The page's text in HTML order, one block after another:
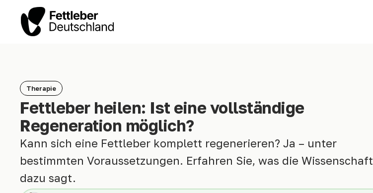
Therapie
Fettleber heilen: Ist eine vollständige
Regeneration möglich?
Kann sich eine Fettleber komplett regenerieren? Ja – unter
bestimmten Voraussetzungen. Erfahren Sie, was die Wissenschaft
dazu sagt.